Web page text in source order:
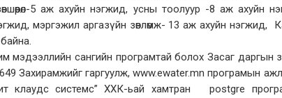
5 аж ахуйн нэгжид, усны тоолуур -8 аж ахуйн
мэргэжил аргазүйн зөвлөмж- 13 аж ахуйн нэгжид,
мэдээллийн сангийн програмтай болох Засаг даргын
Захирамжийг гаргуулж, www.ewater.mn програмын
клаудс системс” ХХК-ьай хамтран postgre